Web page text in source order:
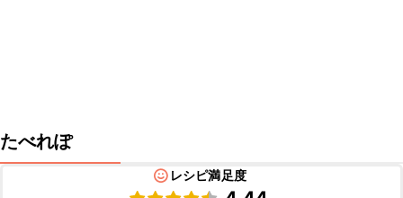
たべれぽ
レシピ満足度